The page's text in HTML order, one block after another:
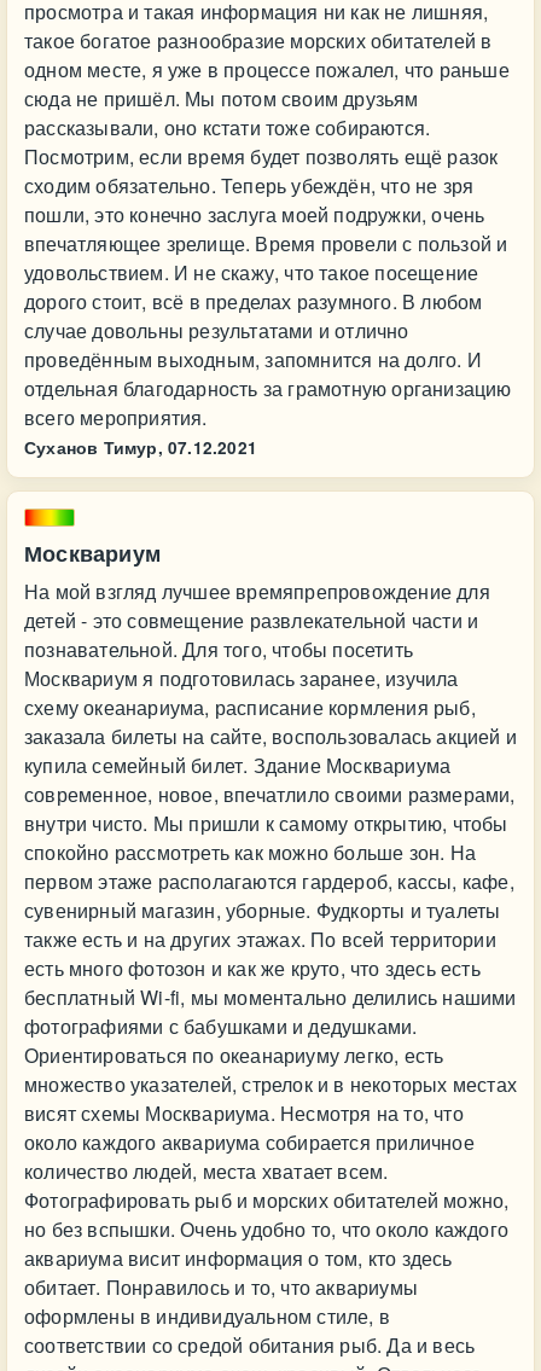
просмотра и такая информация ни как не лишняя,
такое богатое разнообразие морских обитателей в
одном месте, я уже в процессе пожалел, что раньше
сюда не пришёл. Мы потом своим друзьям
рассказывали, оно кстати тоже собираются.
Посмотрим, если время будет позволять ещё разок
сходим обязательно. Теперь убеждён, что не зря
пошли, это конечно заслуга моей подружки, очень
впечатляющее зрелище. Время провели с пользой и
удовольствием. И не скажу, что такое посещение
дорого стоит, всё в пределах разумного. В любом
случае довольны результатами и отлично
проведённым выходным, запомнится на долго. И
отдельная благодарность за грамотную организацию
всего мероприятия.
Суханов Тимур, 07.12.2021
Москвариум
На мой взгляд лучшее времяпрепровождение для
детей - это совмещение развлекательной части и
познавательной. Для того, чтобы посетить
Москвариум я подготовилась заранее, изучила
схему океанариума, расписание кормления рыб,
заказала билеты на сайте, воспользовалась акцией и
купила семейный билет. Здание Москвариума
современное, новое, впечатлило своими размерами,
внутри чисто. Мы пришли к самому открытию, чтобы
спокойно рассмотреть как можно больше зон. На
первом этаже располагаются гардероб, кассы, кафе,
сувенирный магазин, уборные. Фудкорты и туалеты
также есть и на других этажах. По всей территории
есть много фотозон и как же круто, что здесь есть
бесплатный Wi-fi, мы моментально делились нашими
фотографиями с бабушками и дедушками.
Ориентироваться по океанариуму легко, есть
множество указателей, стрелок и в некоторых местах
висят схемы Москвариума. Несмотря на то, что
около каждого аквариума собирается приличное
количество людей, места хватает всем.
Фотографировать рыб и морских обитателей можно,
но без вспышки. Очень удобно то, что около каждого
аквариума висит информация о том, кто здесь
обитает. Понравилось и то, что аквариумы
оформлены в индивидуальном стиле, в
соответствии со средой обитания рыб. Да и весь